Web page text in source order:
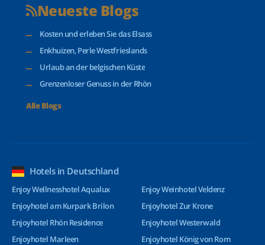
Neueste Blogs
Kosten und erleben Sie das Elsass
Enkhuizen, Perle Westfrieslands
Urlaub an der belgischen Küste
Grenzenloser Genuss in der Rhön
Alle Blogs
Hotels in Deutschland
Enjoy Wellnesshotel Aqualux
Enjoyhotel am Kurpark Brilon
Enjoyhotel Rhön Residence
Enjoyhotel Marleen
Enjoy Weinhotel Veldenz
Enjoyhotel Zur Krone
Enjoyhotel Westerwald
Enjoyhotel König von Rom